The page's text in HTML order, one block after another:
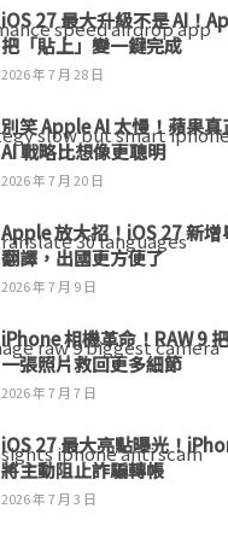
iOS 27 最大升級不是 AI！
把「貼上」變一鍵完成
2026 年 7 月 28 日
別笑 Apple AI 太慢！蘋果真
AI 戰略比想像更聰明
2026 年 7 月 20 日
Apple 放大招！iOS 27 新增
翻譯，出國更方便了
2026 年 7 月 9 日
iPhone 相機革命！RAW 9
一張照片救回更多細節
2026 年 7 月 7 日
iOS 27 最大亮點曝光！
將主動阻止詐騙轉帳
2026 年 7 月 3 日